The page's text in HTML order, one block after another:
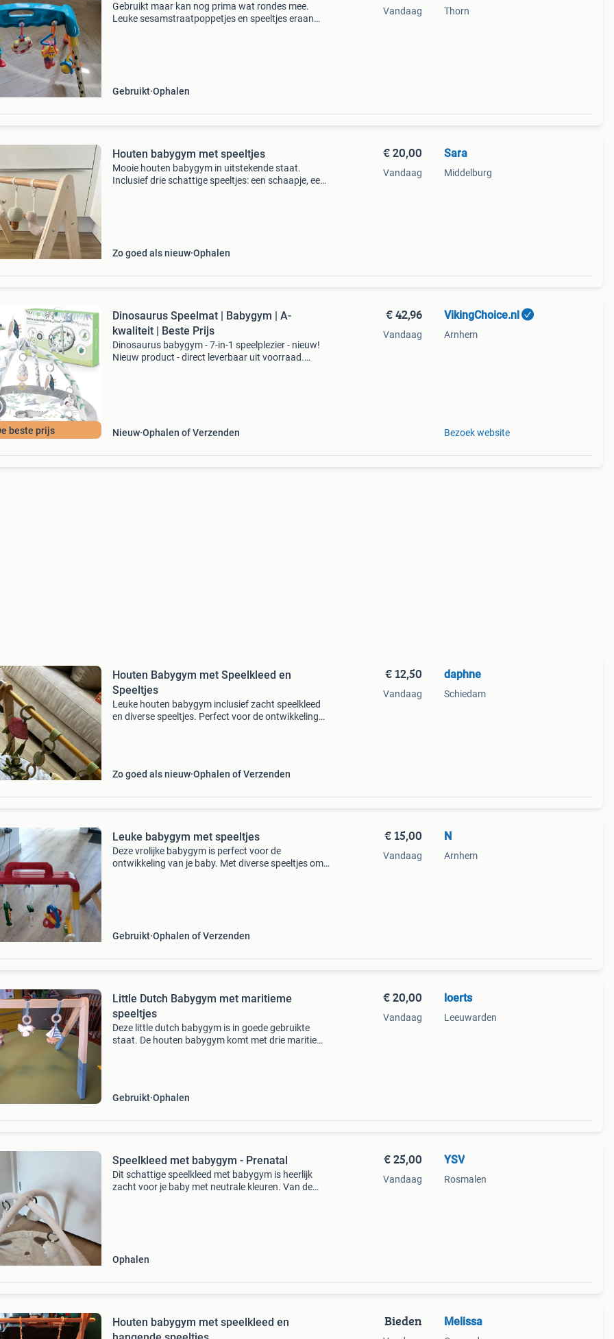
Gebruikt maar kan nog prima wat rondes mee.
Leuke sesamstraatpoppetjes en speeltjes eraan
Gebruikt Ophalen
Vandaag Thorn
Houten babygym met speeltjes
Mooie houten babygym in uitstekende staat.
Inclusief drie schattige speeltjes: een schaapje, een
Zo goed als nieuw Ophalen
€ 20,00
Vandaag
Sara
Middelburg
beste prijs
Dinosaurus Speelmat | Babygym | A-
kwaliteit | Beste Prijs
Dinosaurus babygym - 7-in-1 speelplezier - nieuw!
Nieuw product - direct leverbaar uit voorraad.
Nieuw Ophalen of Verzenden
€ 42,96
Vandaag
VikingChoice.nl
Arnhem
Bezoek website
Houten Babygym met Speelkleed en
Speeltjes
Leuke houten babygym inclusief zacht speelkleed
en diverse speeltjes. Perfect voor de ontwikkeling
Zo goed als nieuw Ophalen of Verzenden
€ 12,50
Vandaag
daphne
Schiedam
Leuke babygym met speeltjes
Deze vrolijke babygym is perfect voor de
ontwikkeling van je baby. Met diverse speeltjes om
Gebruikt Ophalen of Verzenden
€ 15,00
Vandaag
N
Arnhem
Little Dutch Babygym met maritieme
speeltjes
Deze little dutch babygym is in goede gebruikte
staat. De houten babygym komt met drie maritieme
Gebruikt Ophalen
€ 20,00
Vandaag
loerts
Leeuwarden
Speelkleed met babygym - Prenatal
Dit schattige speelkleed met babygym is heerlijk
zacht voor je baby met neutrale kleuren. Van de
Ophalen
€ 25,00
Vandaag
YSV
Rosmalen
Houten babygym met speelkleed en
Bieden Melissa